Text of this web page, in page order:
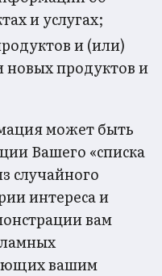
и услугах;
и (или)
новых продуктов и
может быть
Вашего «списка
случайного
интереса и
вам
вашим